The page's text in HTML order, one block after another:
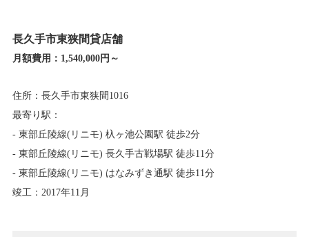
長久手市東狭間貸店舗
月額費用： 1,540,000円～
住所：長久手市東狭間1016
最寄り駅：
- 東部丘陵線(リニモ) 杁ヶ池公園駅 徒歩2分
- 東部丘陵線(リニモ) 長久手古戦場駅 徒歩11分
- 東部丘陵線(リニモ) はなみずき通駅 徒歩11分
竣工：2017年11月